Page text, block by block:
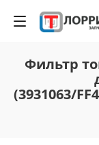
Фильтр
(3931063/